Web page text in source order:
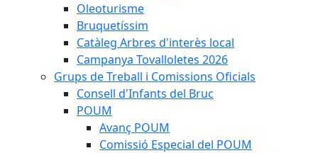
Oleoturisme
Bruquetíssim
Catàleg Arbres d'interès local
Campanya Tovalloletes 2026
Grups de Treball i Comissions Oficials
Consell d'Infants del Bruc
POUM
Avanç POUM
Comissió Especial del POUM